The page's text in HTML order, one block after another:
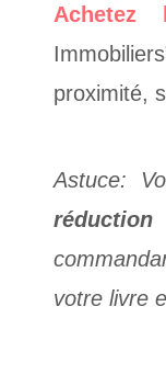
Achetez
proximité,
Astuce:
votre livre